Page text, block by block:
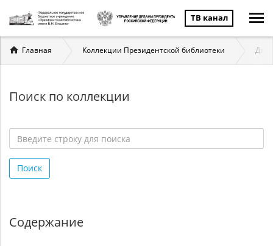
ТВ канал
Вы
здесь
Главная Коллекции Президентской библиотеки
Поиск по коллекции
строку
для
Поиск
Содержание